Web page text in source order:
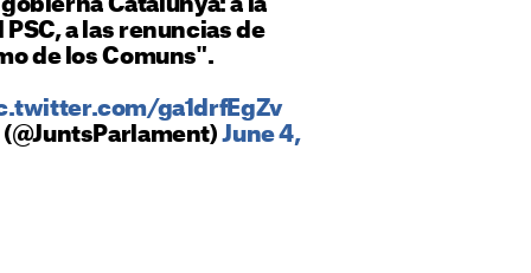
Catalunya: a la
a las renuncias de
de los Comuns".
ga1drfEgZv
June 4,